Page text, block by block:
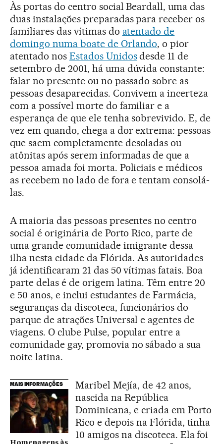
Às portas do centro social Beardall, uma das
duas instalações preparadas para receber os
familiares das vítimas do atentado de
domingo numa boate de Orlando, o pior
atentado nos Estados Unidosdesde 11 de
setembro de 2001, há uma dúvida constante:
falar no presente ou no passado sobre as
pessoas desaparecidas. Convivem a incerteza
com a possível morte do familiar e a
esperança de que ele tenha sobrevivido. E, de
vez em quando, chega a dor extrema: pessoas
que saem completamente desoladas ou
atônitas após serem informadas de que a
pessoa amada foi morta. Policiais e médicos
as recebem no lado de fora e tentam consolá-
las.
A maioria das pessoas presentes no centro
social é originária de Porto Rico, parte de
uma grande comunidade imigrante dessa
ilha nesta cidade da Flórida. As autoridades
já identificaram 21 das 50 vítimas fatais. Boa
parte delas é de origem latina. Têm entre 20
e 50 anos, e inclui estudantes de Farmácia,
seguranças da discoteca, funcionários do
parque de atrações Universal e agentes de
viagens. O clube Pulse, popular entre a
comunidade gay, promovia no sábado a sua
noite latina.
MAIS INFORMAÇÕES
Maribel Mejía, de 42 anos,
nascida na República
Dominicana, e criada em Porto
Rico e depois na Flórida, tinha
10 amigos na discoteca. Ela foi